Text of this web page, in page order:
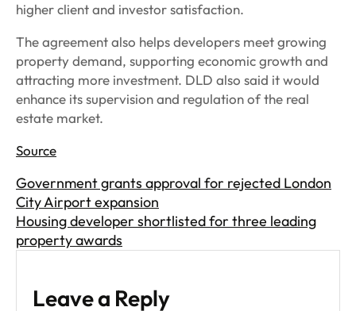
higher client and investor satisfaction.
The agreement also helps developers meet growing
property demand, supporting economic growth and
attracting more investment. DLD also said it would
enhance its supervision and regulation of the real
estate market.
Source
Government grants approval for rejected London
City Airport expansion
Housing developer shortlisted for three leading
property awards
Leave a Reply